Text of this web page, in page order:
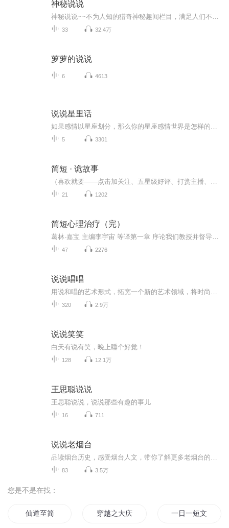
神秘说说
33 32.4万
萝萝的说说
6 4613
说说星里话
5 3301
简短 · 诡故事
21 1202
简短心理治疗（完）
47 2276
说说唱唱
320 2.9万
说说笑笑
白天有说有笑，晚上睡个好觉！
128 12.1万
王思聪说说
王思聪说说，说说那些有趣的事儿
16 711
说说老烟台
83 3.5万
您是不是在找：
仙道至简 穿越之大庆帝国 一日一短文